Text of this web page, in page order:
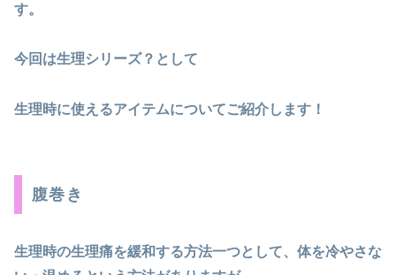
す。
今回は生理シリーズ？として
生理時に使えるアイテムについてご紹介します！
腹巻き
生理時の生理痛を緩和する方法一つとして、体を冷やさな